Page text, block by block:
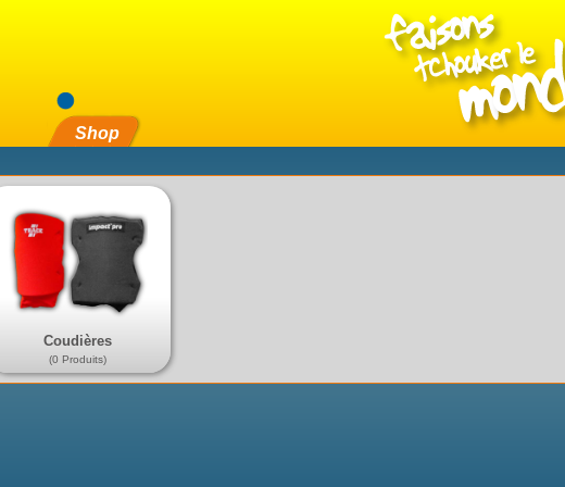
Shop
Coudières
(0 Produits)